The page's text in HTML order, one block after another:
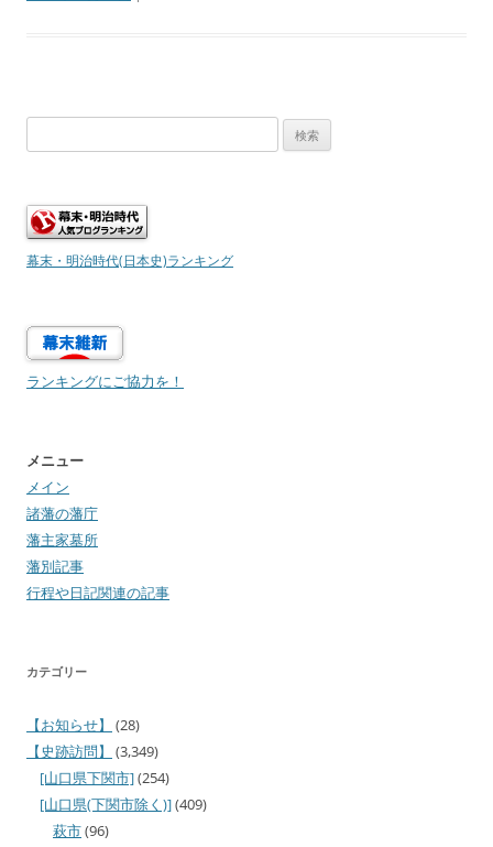
索:
幕末・明治時代(日本史)ランキング
ランキングにご協力を！
メニュー
メイン
諸藩の藩庁
藩主家墓所
藩別記事
行程や日記関連の記事
カテゴリー
【お知らせ】
(28)
【史跡訪問】
(3,349)
[山口県下関市](254)
[山口県(下関市除く)](409)
萩市(96)